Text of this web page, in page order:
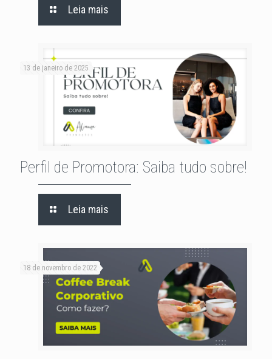
Leia mais
13 de janeiro de 2025
Perfil de Promotora: Saiba tudo sobre!
Leia mais
18 de novembro de 2022